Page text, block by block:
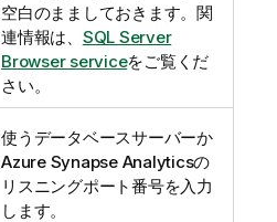
空白のまましておきます。関
連情報は、 SQL Server
Browser serviceをご覧くだ
さい。
使うデータベースサーバーか
Azure Synapse Analyticsの
リスニングポート番号を入力
します。